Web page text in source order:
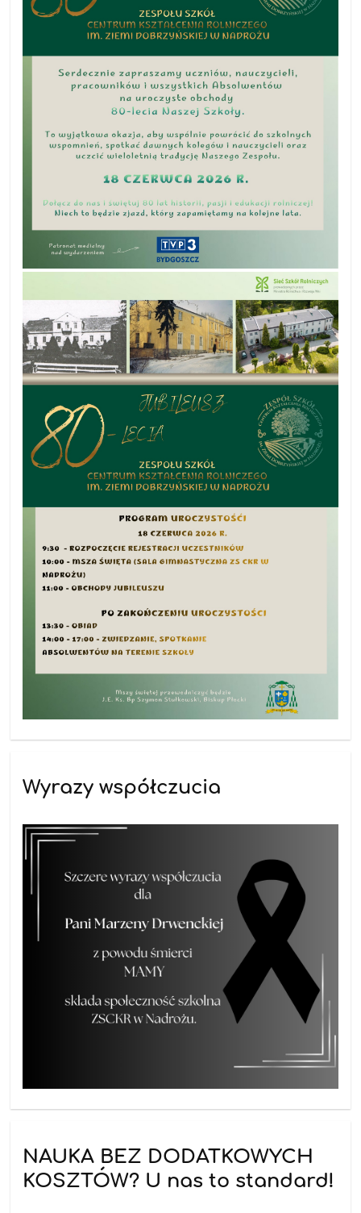
Wyrazy współczucia
NAUKA BEZ DODATKOWYCH
KOSZTÓW? U nas to standard!